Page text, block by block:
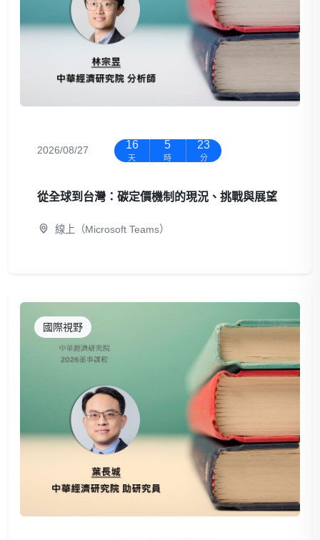
2026/08/27 16
天
5
時
23
分
從全球到台灣：碳定價機制的現況、挑戰與展望
線上（Microsoft Teams）
國際視野